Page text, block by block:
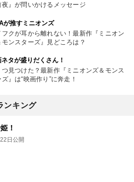
夜』が問いかけるメッセージ
が推すミニオンズ
フクが耳から離れない！最新作『ミニオン
モンスターズ』見どころは？
タが盛りだくさん！
つ見つけた？最新作『ミニオンズ＆モンス
ズ』は“映画作り”に奔走！
ンキング
！
日公開